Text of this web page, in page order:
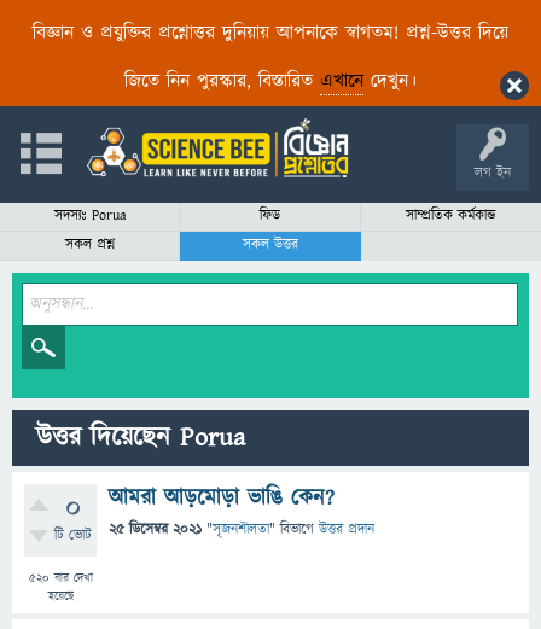
বিজ্ঞান ও প্রযুক্তির প্রশ্নোত্তর দুনিয়ায় আপনাকে স্বাগতম! প্রশ্ন-উত্তর দিয়ে
জিতে নিন পুরস্কার, বিস্তারিত এখানেদেখুন।
লগ ইন
সদস্যঃ Porua ফিড
সাম্প্রতিক কর্মকান্ড
সকল প্রশ্ন
সকল উত্তর
উত্তর দিয়েছেন Porua
0
টি ভোট
520 বার দেখা
হয়েছে
আমরা আড়মোড়া ভাঙি কেন?
25 ডিসেম্বর 2021 "সৃজনশীলতা" বিভাগে উত্তর প্রদান